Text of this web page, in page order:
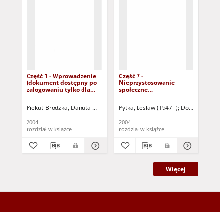
Część 1 - Wprowadzenie
(dokument dostępny po
zalogowaniu tylko dla
Piekut-Brodzka, Danuta M. (1949- ) Kulesza, Ewa M. Marcinkowska,
2004
rozdział w książce
Część 7 -
Nieprzystosowanie
społeczne
dostępny po zalogowaniu
dysfunkcją wzroku)
Pytka, Lesław (1947- ) Domarecka-
2004
rozdział w książce
Więcej